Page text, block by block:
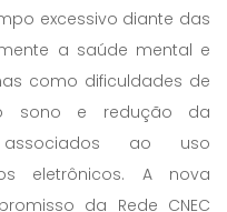
excessivo diante das
a saúde mental e
como dificuldades de
sono e redução da
ao uso
eletrônicos. A nova
da Rede CNEC